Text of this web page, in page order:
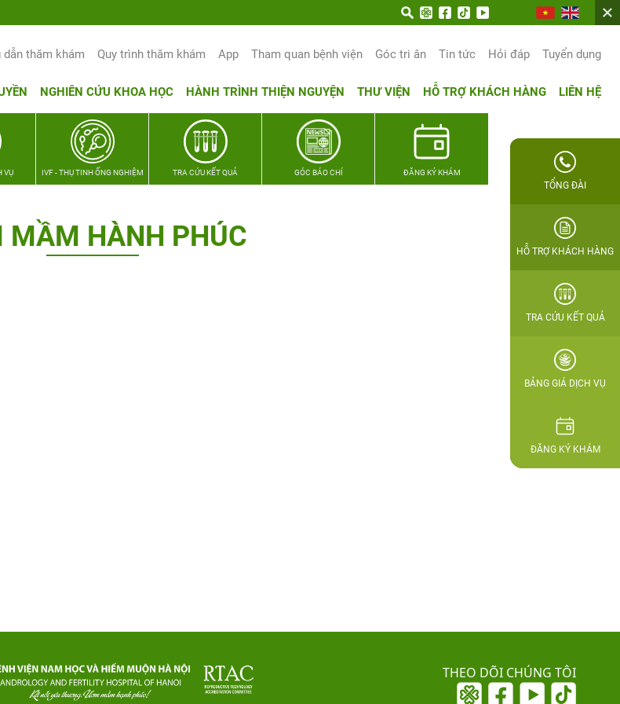
dẫn thăm khám Quy trình thăm khám App Tham quan bệnh viện Góc tri ân Tin tức Hỏi đáp Tuyển dụng
NGHIÊN CỨU KHOA HỌC HÀNH TRÌNH THIỆN NGUYỆN THƯ VIỆN HỖ TRỢ KHÁCH HÀNG LIÊN HỆ
VỤ IVF - THỤ TINH ỐNG NGHIỆM TRA CỨU KẾT QUẢ GÓC BÁO CHÍ ĐĂNG KÝ KHÁM
MẦM HÀNH PHÚC
THEO DÕI CHÚNG TÔI
TỔNG ĐÀI
HỖ TRỢ KHÁCH HÀNG
TRA CỨU KẾT QUẢ
BẢNG GIÁ DỊCH VỤ
ĐĂNG KÝ KHÁM